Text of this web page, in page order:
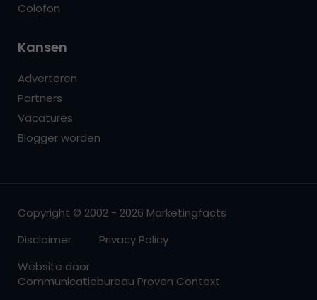
Colofon
Kansen
Adverteren
Partners
Vacatures
Blogger worden
Copyright © 2002 - 2026 Marketingfacts
Disclaimer
Privacy Policy
Website door
Communicatiebureau Proven Context